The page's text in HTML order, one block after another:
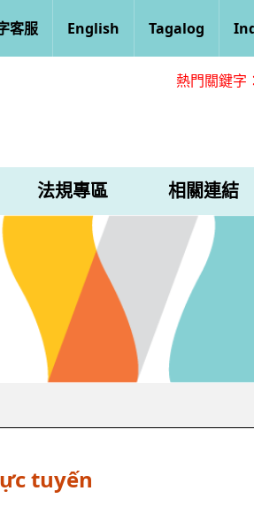
客服 English Tagalog
熱門關鍵字
法規專區 相關連結
tuyến